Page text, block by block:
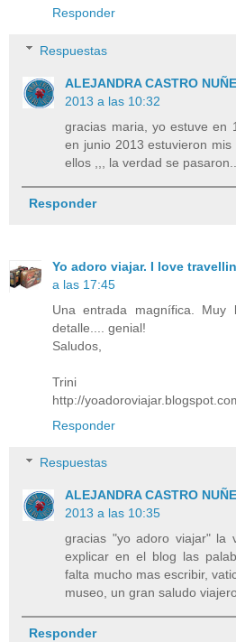
Responder
Respuestas
ALEJANDRA CASTRO
2013 a las 10:32
gracias maria, yo estuve en
en junio 2013 estuvieron
ellos ,,, la verdad se
Responder
Yo adoro viajar. I love
a las 17:45
Una entrada magnífica.
detalle.... genial!
Saludos,
Trini
http://
Responder
Respuestas
ALEJANDRA CASTRO
2013 a las 10:35
gracias "yo adoro viajar" la
explicar en el blog las
falta mucho mas escribir,
museo, un gran saludo
Responder